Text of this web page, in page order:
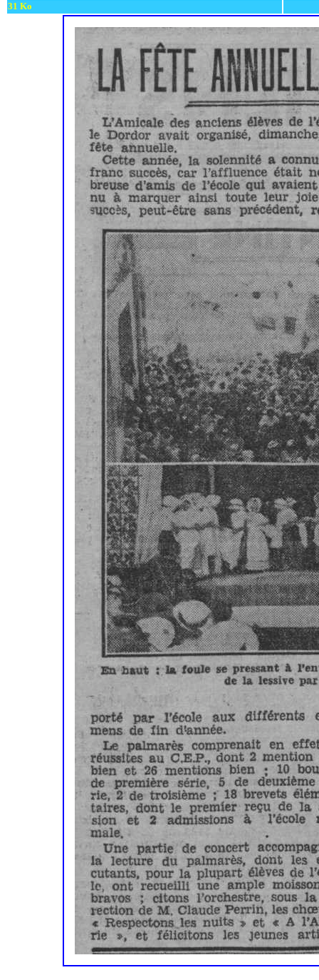
31 Ko